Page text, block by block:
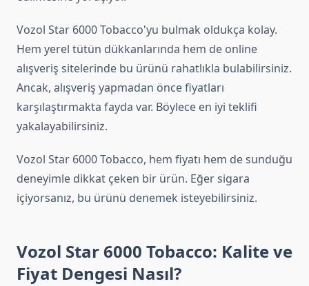
Vozol Star 6000 Tobacco'yu bulmak oldukça kolay.
Hem yerel tütün dükkanlarında hem de online
alışveriş sitelerinde bu ürünü rahatlıkla bulabilirsiniz.
Ancak, alışveriş yapmadan önce fiyatları
karşılaştırmakta fayda var. Böylece en iyi teklifi
yakalayabilirsiniz.
Vozol Star 6000 Tobacco, hem fiyatı hem de sunduğu
deneyimle dikkat çeken bir ürün. Eğer sigara
içiyorsanız, bu ürünü denemek isteyebilirsiniz.
Vozol Star 6000 Tobacco: Kalite ve
Fiyat Dengesi Nasıl?